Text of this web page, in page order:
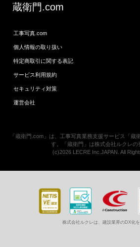
蔵衛門.com
工事写真.com
個人情報の取り扱い
特定商取引に関する表記
サービス利用規約
セキュリティ対策
運営会社
「蔵衛門.com」は、工事写真業務支援サービス「蔵
す。「蔵衛門」は株式会社ルクレの
(c)2026 LECRE Inc.JAPAN. All
株式会社ルクレは、建設業界のDX化